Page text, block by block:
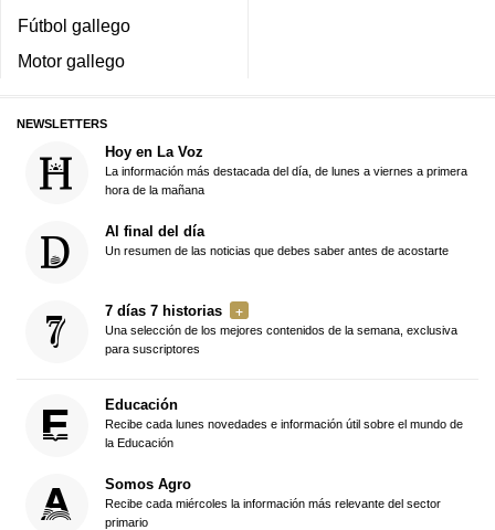
Fútbol gallego
Motor gallego
NEWSLETTERS
Hoy en La Voz
La información más destacada del día, de lunes a viernes a primera
hora de la mañana
Al final del día
Un resumen de las noticias que debes saber antes de acostarte
7 días 7 historias
Una selección de los mejores contenidos de la semana, exclusiva
para suscriptores
Educación
Recibe cada lunes novedades e información útil sobre el mundo de
la Educación
Somos Agro
Recibe cada miércoles la información más relevante del sector
primario